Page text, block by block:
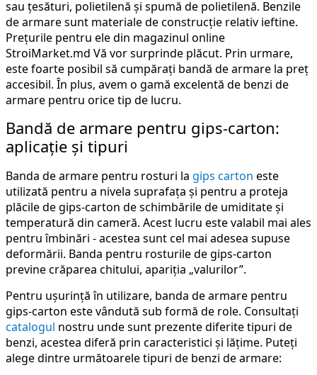
sau țesături, polietilenă și spumă de polietilenă. Benzile
de armare sunt materiale de construcție relativ ieftine.
Prețurile pentru ele din magazinul online
StroiMarket.md Vă vor surprinde plăcut. Prin urmare,
este foarte posibil să cumpărați bandă de armare la preț
accesibil. În plus, avem o gamă excelentă de benzi de
armare pentru orice tip de lucru.
Bandă de armare pentru gips-carton:
aplicație și tipuri
Banda de armare pentru rosturi la gips carton este
utilizată pentru a nivela suprafața și pentru a proteja
plăcile de gips-carton de schimbările de umiditate și
temperatură din cameră. Acest lucru este valabil mai ales
pentru îmbinări - acestea sunt cel mai adesea supuse
deformării. Banda pentru rosturile de gips-carton
previne crăparea chitului, apariția „valurilor”.
Pentru ușurință în utilizare, banda de armare pentru
gips-carton este vândută sub formă de role. Consultați
catalogul nostru unde sunt prezente diferite tipuri de
benzi, acestea diferă prin caracteristici și lățime. Puteți
alege dintre următoarele tipuri de benzi de armare: